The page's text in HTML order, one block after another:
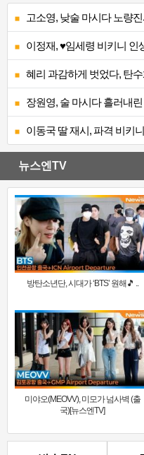
고소영, 낮술 마시다 노량
이정재, ♥임세령 비키니
혜리 과감하게 벗었다, 탄
장원영, 술 마시다 흘러내
이동국 딸 재시, 파격 비키
뉴스엔TV
방탄소년단, 시대가 ‘BTS’ 원해🎵 ..
미야오(MEOVV), 미모가 넘사벽 (출
국)[뉴스엔TV]